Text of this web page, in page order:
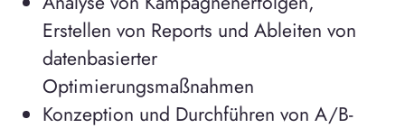
Erstellen von Reports und Ableiten von
datenbasierter
Optimierungsmaßnahmen
Konzeption und Durchführen von A/B-